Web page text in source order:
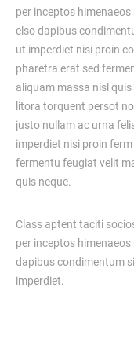
per inceptos
elso dapibus
ut imperdiet nisi proin
pharetra erat sed
aliquam massa nisl
litora torquent persot
justo nullam ac urna
imperdiet nisi proin
fermentu feugiat velit
quis neque.
Class aptent taciti
per inceptos
dapibus condimentum
imperdiet.